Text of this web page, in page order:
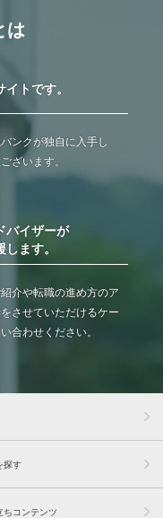
は
トです。
ンクが独自に入手し
ざいます。
バイザーが
ます。
介や転職の進め方のア
させていただけるケー
合わせください。
探す
ちコンテンツ